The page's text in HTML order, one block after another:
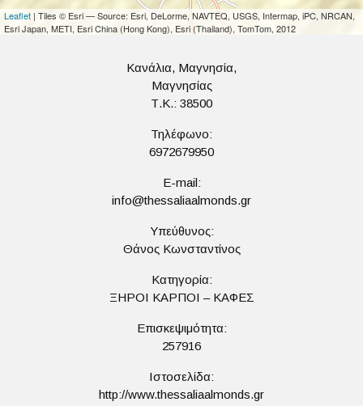
Leaflet | Tiles © Esri — Source: Esri, DeLorme, NAVTEQ, USGS, Intermap, iPC, NRCAN,
Esri Japan, METI, Esri China (Hong Kong), Esri (Thailand), TomTom, 2012
Κανάλια, Μαγνησία,
Μαγνησίας
Τ.Κ.: 38500
Τηλέφωνο:
6972679950
E-mail:
info@thessaliaalmonds.gr
Υπεύθυνος:
Θάνος Κωνσταντίνος
Κατηγορία:
ΞΗΡΟΙ ΚΑΡΠΟΙ – ΚΑΦΕΣ
Επισκεψιμότητα:
257916
Ιστοσελίδα:
http://www.thessaliaalmonds.gr